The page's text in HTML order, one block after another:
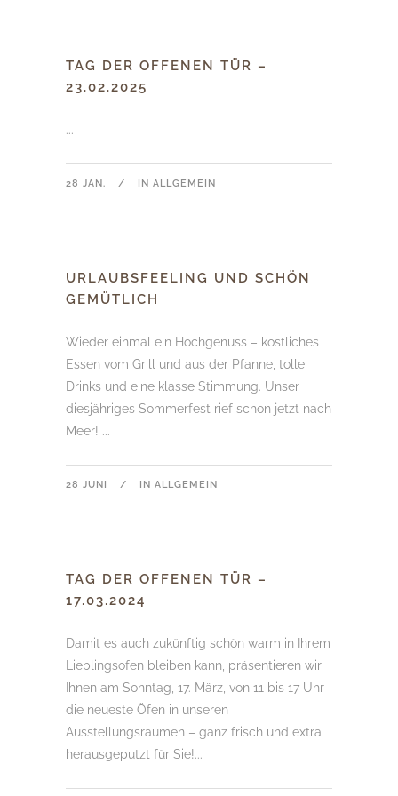
TAG DER OFFENEN TÜR –
23.02.2025
...
28 JAN. IN ALLGEMEIN
URLAUBSFEELING UND SCHÖN
GEMÜTLICH
Wieder einmal ein Hochgenuss – köstliches
Essen vom Grill und aus der Pfanne, tolle
Drinks und eine klasse Stimmung. Unser
diesjähriges Sommerfest rief schon jetzt nach
Meer! ...
28 JUNI IN ALLGEMEIN
TAG DER OFFENEN TÜR –
17.03.2024
Damit es auch zukünftig schön warm in Ihrem
Lieblingsofen bleiben kann, präsentieren wir
Ihnen am Sonntag, 17. März, von 11 bis 17 Uhr
die neueste Öfen in unseren
Ausstellungsräumen – ganz frisch und extra
herausgeputzt für Sie!...